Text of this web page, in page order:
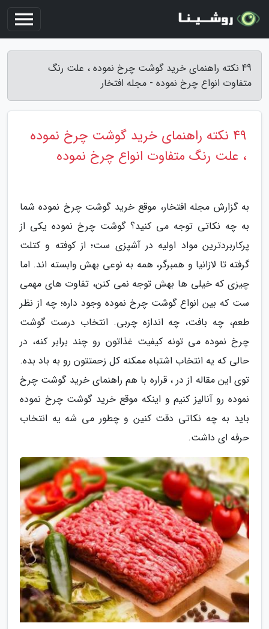
49 نکته راهنمای خرید گوشت چرخ نموده ، علت رنگ
متفاوت انواع چرخ نموده - مجله افتخار
49 نکته راهنمای خرید گوشت چرخ نموده
، علت رنگ متفاوت انواع چرخ نموده
به گزارش مجله افتخار، موقع خرید گوشت چرخ نموده شما
به چه نکاتی توجه می کنید؟ گوشت چرخ نموده یکی از
پرکاربردترین مواد اولیه در آشپزی ست؛ از کوفته و کتلت
گرفته تا لازانیا و همبرگر، همه به نوعی بهش وابسته اند. اما
چیزی که خیلی ها بهش توجه نمی کنن، تفاوت های مهمی
ست که بین انواع گوشت چرخ نموده وجود داره؛ چه از نظر
طعم، چه بافت، چه اندازه چربی. انتخاب درست گوشت
چرخ نموده می تونه کیفیت غذاتون رو چند برابر کنه، در
حالی که یه انتخاب اشتباه ممکنه کل زحمتتون رو به باد بده.
توی این مقاله از در ، قراره با هم راهنمای خرید گوشت چرخ
نموده رو آنالیز کنیم و اینکه موقع خرید گوشت چرخ نموده
باید به چه نکاتی دقت کنین و چطور می شه یه انتخاب
حرفه ای داشت.